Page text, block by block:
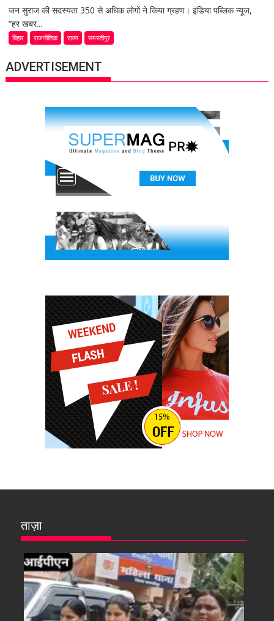
जन सुराज की सदस्यता 350 से अधिक लोगों ने किया ग्रहण। इंडिया पब्लिक न्यूज,
“हर खबर...
बिहार राजनीतिक राज्य समस्तीपुर
ADVERTISEMENT
ताज़ा